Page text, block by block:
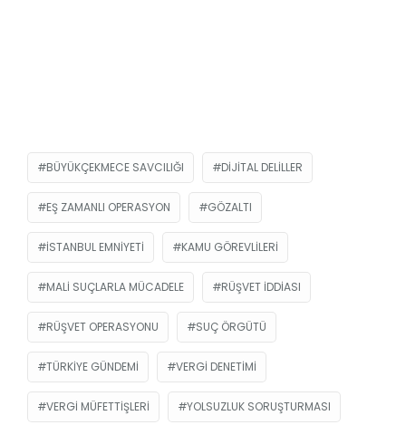
BÜYÜKÇEKMECE SAVCILIĞI DIJITAL DELILLER
EŞ ZAMANLI OPERASYON GÖZALTI
İSTANBUL EMNIYETI KAMU GÖREVLILERI
MALI SUÇLARLA MÜCADELE RÜŞVET IDDIASI
RÜŞVET OPERASYONU SUÇ ÖRGÜTÜ
TÜRKIYE GÜNDEMI VERGI DENETIMI
VERGI MÜFETTIŞLERI YOLSUZLUK SORUŞTURMASI